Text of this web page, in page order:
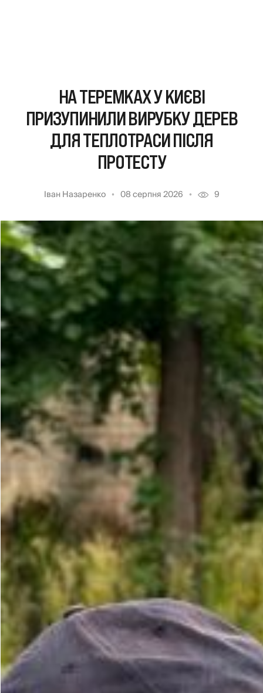
НА ТЕРЕМКАХ У КИЄВІ
ПРИЗУПИНИЛИ ВИРУБКУ ДЕРЕВ
ДЛЯ ТЕПЛОТРАСИ ПІСЛЯ
ПРОТЕСТУ
Іван Назаренко 08 серпня 2026 9